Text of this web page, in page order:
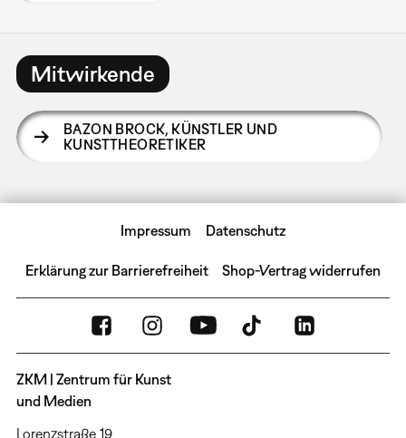
Mitwirkende
BAZON BROCK, KÜNSTLER UND
KUNSTTHEORETIKER
Impressum Datenschutz
Erklärung zur Barrierefreiheit Shop-Vertrag widerrufen
ZKM | Zentrum für Kunst
und Medien
Lorenzstraße 19